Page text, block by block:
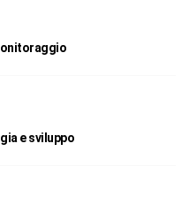
e sviluppo